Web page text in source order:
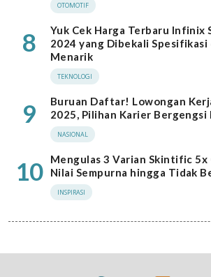
OTOMOTIF
8
Yuk Cek Harga Terbaru Infinix
2024 yang Dibekali Spesifikasi
Menarik
TEKNOLOGI
9
Buruan Daftar! Lowongan
2025, Pilihan Karier
NASIONAL
10
Mengulas 3 Varian Skintific 5x
Nilai Sempurna hingga Tidak
INSPIRASI